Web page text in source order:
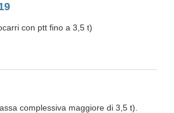
con ptt fino a 3,5 t)
complessiva maggiore di 3,5 t).